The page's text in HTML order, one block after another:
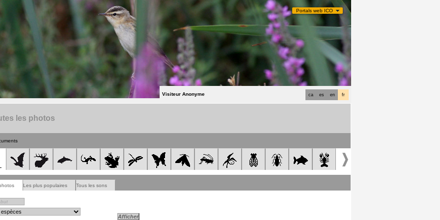
Portals web ICO
fr
en
es
ca
Visiteur Anonyme
les photos
Les plus populaires Tous les sons